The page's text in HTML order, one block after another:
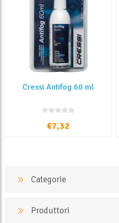
Cressi Antifog 60 ml
€7,32
Categorie
Produttori